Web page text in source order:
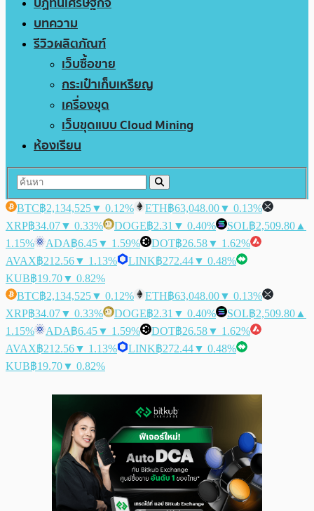
บทความ
รีวิวผลิตภัณฑ์
เว็บซื้อขาย
กระเป๋าเก็บเหรียญ
เครื่องขุด
เว็บขุดแบบ Cloud Mining
ห้องเรียน
BTC฿2,134,525▼ 0.12% ETH฿63,048.00▼ 0.13%
XRP฿34.07▼ 0.33% DOGE฿2.31 ▼ 0.40% SOL฿2,509.80 ▲
1.15%
ADA฿6.45▼ 1.59% DOT฿26.58▼ 1.62%
AVAX฿212.56▼ 1.13% LINK฿272.44▼ 0.48%
KUB฿19.70▼ 0.82%
BTC฿2,134,525▼ 0.12% ETH฿63,048.00▼ 0.13%
XRP฿34.07▼ 0.33% DOGE฿2.31 ▼ 0.40% SOL฿2,509.80 ▲
1.15%
ADA฿6.45▼ 1.59% DOT฿26.58▼ 1.62%
AVAX฿212.56▼ 1.13% LINK฿272.44▼ 0.48%
KUB฿19.70▼ 0.82%